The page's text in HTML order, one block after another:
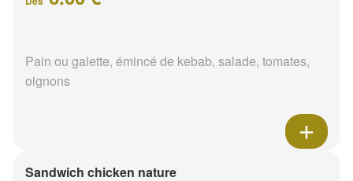
Pain ou galette, émincé de kebab, salade, tomates,
oignons
Sandwich chicken nature